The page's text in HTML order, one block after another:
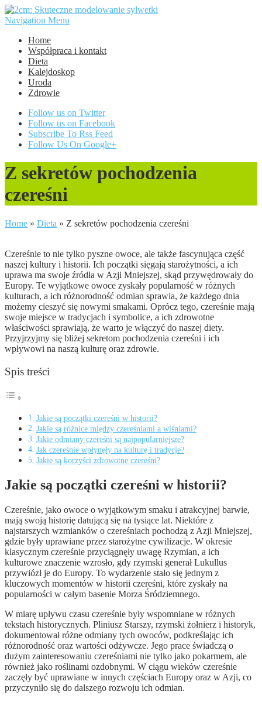
Navigation Menu
Home
Współpraca i kontakt
Dieta
Kalejdoskop
Uroda
Zdrowie
Follow us on Twitter
Follow us on Facebook
Subscribe To Rss Feed
Follow Us On Google+
Z sekretów pochodzenia
czereśni
Home » Dieta » Z sekretów pochodzenia czereśni
Czereśnie to nie tylko pyszne owoce, ale także fascynująca część
naszej kultury i historii. Ich początki sięgają starożytności, a ich
uprawa ma swoje źródła w Azji Mniejszej, skąd przywędrowały do
Europy. Te wyjątkowe owoce zyskały popularność w różnych
kulturach, a ich różnorodność odmian sprawia, że każdego dnia
możemy cieszyć się nowymi smakami. Oprócz tego, czereśnie mają
swoje miejsce w tradycjach i symbolice, a ich zdrowotne
właściwości sprawiają, że warto je włączyć do naszej diety.
Przyjrzyjmy się bliżej sekretom pochodzenia czereśni i ich
wpływowi na naszą kulturę oraz zdrowie.
Spis treści
Jakie są początki czereśni w historii?
Jakie są różnice między czereśniami a wiśniami?
Jakie odmiany czereśni są najpopularniejsze?
Jak czereśnie wpłynęły na kulturę i tradycje?
Jakie są korzyści zdrowotne czereśni?
Jakie są początki czereśni w historii?
Czereśnie, jako owoce o wyjątkowym smaku i atrakcyjnej barwie,
mają swoją historię datującą się na tysiące lat. Niektóre z
najstarszych wzmianków o czereśniach pochodzą z Azji Mniejszej,
gdzie były uprawiane przez starożytne cywilizacje. W okresie
klasycznym czereśnie przyciągnęły uwagę Rzymian, a ich
kulturowe znaczenie wzrosło, gdy rzymski generał Lukullus
przywiózł je do Europy. To wydarzenie stało się jednym z
kluczowych momentów w historii czereśni, które zyskały na
popularności w całym basenie Morza Śródziemnego.
W miarę upływu czasu czereśnie były wspomniane w różnych
tekstach historycznych. Pliniusz Starszy, rzymski żołnierz i historyk,
dokumentował różne odmiany tych owoców, podkreślając ich
różnorodność oraz wartości odżywcze. Jego prace świadczą o
dużym zainteresowaniu czereśniami nie tylko jako pokarmem, ale
również jako roślinami ozdobnymi. W ciągu wieków czereśnie
zaczęły być uprawiane w innych częściach Europy oraz w Azji, co
przyczyniło się do dalszego rozwoju ich odmian.